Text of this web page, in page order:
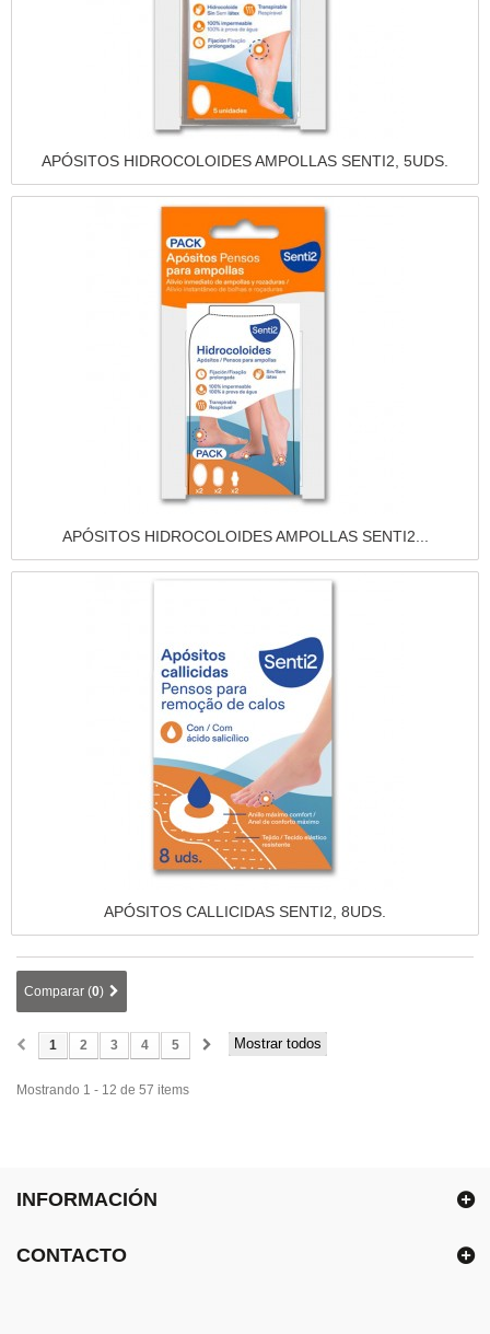
Vista rápida
APÓSITOS HIDROCOLOIDES AMPOLLAS SENTI2, 5UDS.
Vista rápida
APÓSITOS HIDROCOLOIDES AMPOLLAS SENTI2...
Vista rápida
APÓSITOS CALLICIDAS SENTI2, 8UDS.
Comparar (0)
Mostrar todos
1 2 3 4 5
Mostrando 1 - 12 de 57 items
INFORMACIÓN
CONTACTO